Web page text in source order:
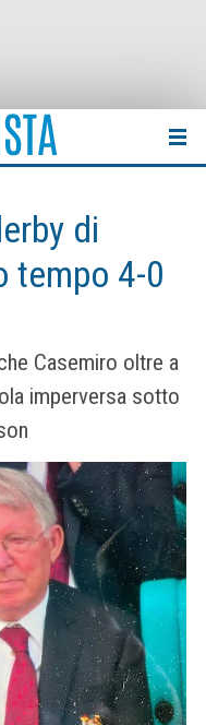
di
tempo 4-0
Casemiro oltre a
imperversa sotto